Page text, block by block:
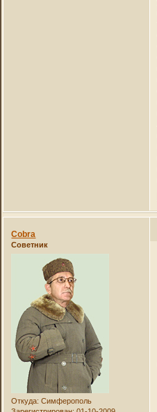
Cobra
Советник
Откуда: Симферополь